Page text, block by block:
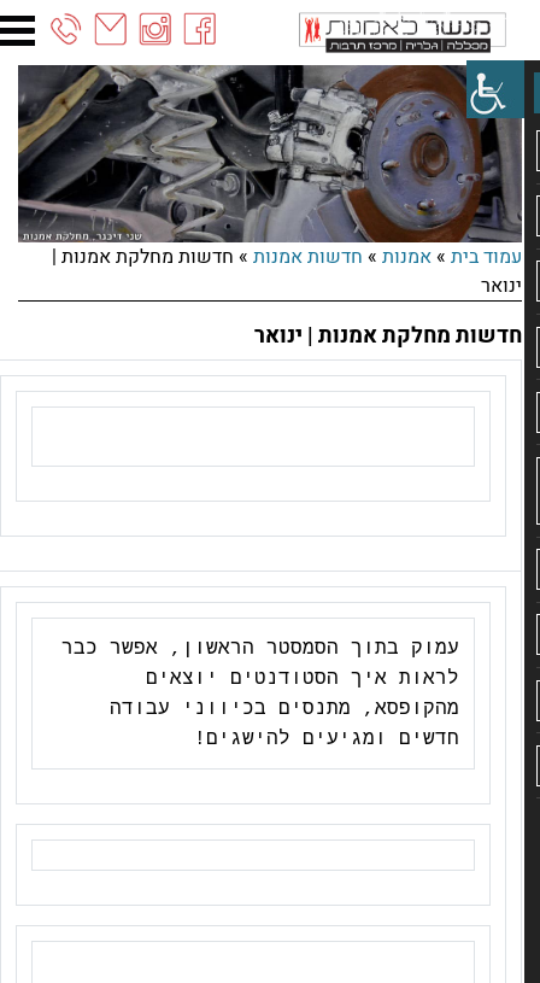
03-
6887090
עמוד בית» אמנות» חדשות אמנות» חדשות מחלקת אמנות |
ינואר
חדשות מחלקת אמנות | ינואר
עמוק בתוך הסמסטר הראשון, אפשר כבר
לראות איך הסטודנטים יוצאים
מהקופסא, מתנסים בכיווני עבודה
חדשים ומגיעים להישגים!